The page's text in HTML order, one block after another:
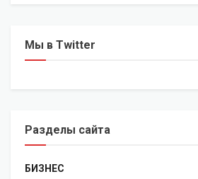
Мы в Twitter
Разделы сайта
БИЗНЕС